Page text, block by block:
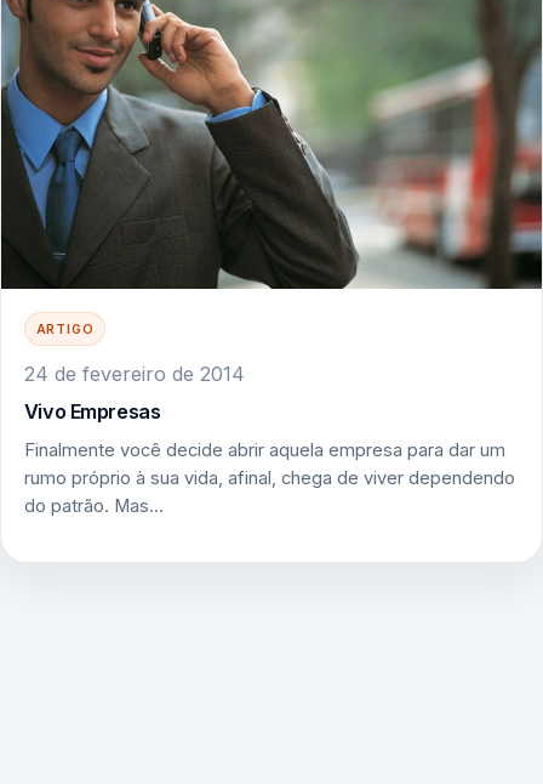
ARTIGO
24 de fevereiro de 2014
Vivo Empresas
Finalmente você decide abrir aquela empresa para dar um
rumo próprio à sua vida, afinal, chega de viver dependendo
do patrão. Mas…